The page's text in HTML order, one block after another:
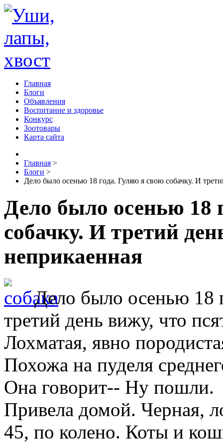
Главная
Блоги
Объявления
Воспитание и здоровье
Конкурс
Зоотовары
Карта сайта
Главная >
Блоги >
Дело было осенью 18 года. Гуляю я свою собачку. И
Дело было осенью 18
собачку. И третий
неприкаенная
Дело было осенью 18
третий день вижу, что
Лохматая, явно
Похожа на пуделя
Она говорит-- Ну пошли.
Привела домой. Черная,
45, по колено. Коты и